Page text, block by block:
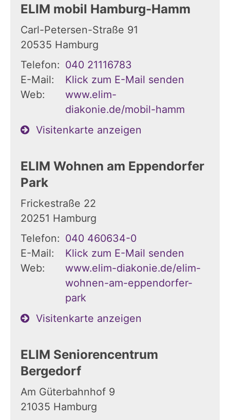
ELIM mobil Hamburg-Hamm
Carl-Petersen-Straße 91
20535 Hamburg
Telefon: 040 21116783
E-Mail:
Klick zum E-Mail senden
Web:
www.elim-
diakonie.de/mobil-hamm
Visitenkarte anzeigen
ELIM Wohnen am Eppendorfer
Park
Frickestraße 22
20251 Hamburg
Telefon: 040 460634-0
E-Mail:
Klick zum E-Mail senden
Web:
www.elim-diakonie.de/elim-
wohnen-am-eppendorfer-
park
Visitenkarte anzeigen
ELIM Seniorencentrum
Bergedorf
Am Güterbahnhof 9
21035 Hamburg